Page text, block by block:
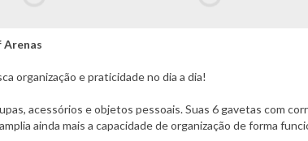
Arenas
organização e praticidade no dia a dia!
acessórios e objetos pessoais. Suas 6 gavetas com
ainda mais a capacidade de organização de forma